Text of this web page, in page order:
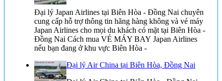
Đại lý Japan Airlines tại Biên Hòa - Đồng Nai chuyên
cung cấp hỗ trợ thông tin hãng hàng không và vé máy
Japan Airlines cho mọi du khách có mặt tại Biên Hòa -
Đồng Nai Cách mua VÉ MÁY BAY Japan Airlines
nếu bạn đang ở khu vực Biên Hòa -
Đại lý Air China tại Biên Hòa, Đồng Nai